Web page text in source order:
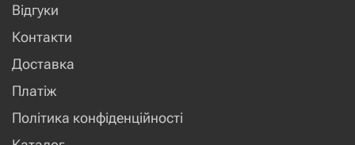
Відгуки
Контакти
Доставка
Платіж
Політика конфіденційності